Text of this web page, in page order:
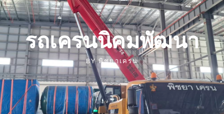
รถเครนนิคมพัฒนา
BYพิชยาเครน